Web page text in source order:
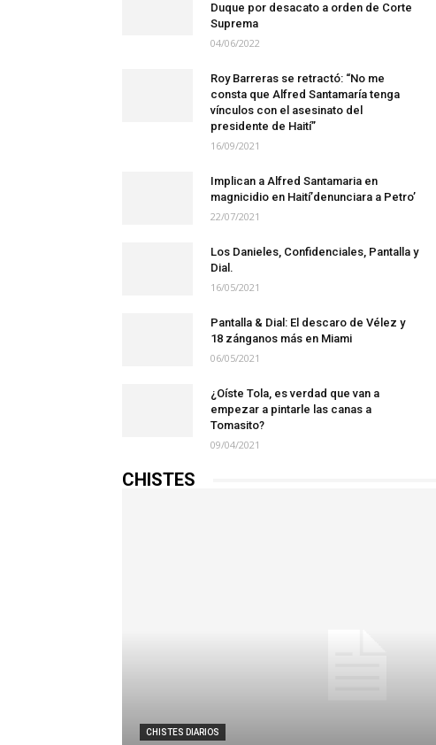
Duque por desacato a orden de Corte
Suprema
04/06/2022
Roy Barreras se retractó: “No me
consta que Alfred Santamaría tenga
vínculos con el asesinato del
presidente de Haití”
16/09/2021
Implican a Alfred Santamaria en
magnicidio en Haití’denunciara a Petro’
22/07/2021
Los Danieles, Confidenciales, Pantalla y
Dial.
16/05/2021
Pantalla & Dial: El descaro de Vélez y
18 zánganos más en Miami
06/05/2021
¿Oíste Tola, es verdad que van a
empezar a pintarle las canas a
Tomasito?
09/04/2021
CHISTES
CHISTES DIARIOS